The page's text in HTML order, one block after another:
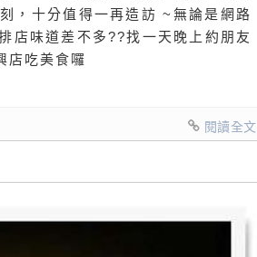
，十分值得一再造訪 ~無論是網路
店味道差不多??找一天晚上約朋友
店吃美食囉
閱讀全文